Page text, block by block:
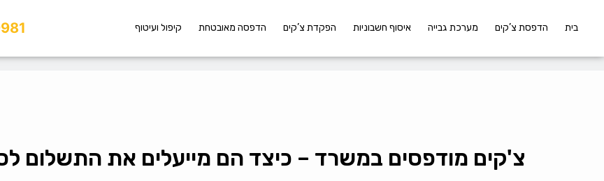
בית הדפסת צ’קים מערכת גבייה איסוף חשבוניות הפקדת צ’קים הדפסה מאובטחת קיפול ועיטוף
צ'קים מודפסים במשרד – כיצד הם מייעלים את התשלום